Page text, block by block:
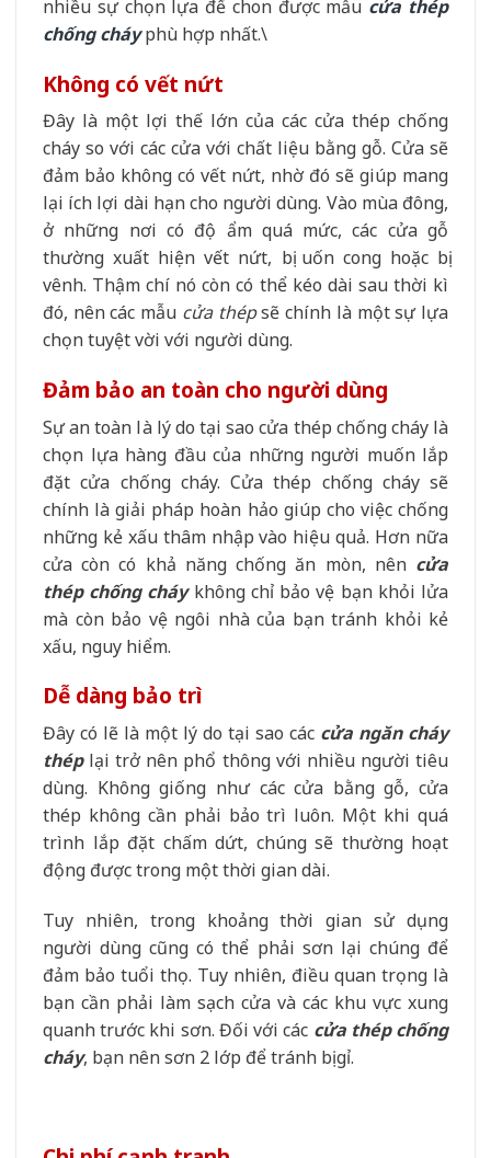
nhiều sự chọn lựa để chon được mẫu cửa thép
chống cháy phù hợp nhất.\
Không có vết nứt
Đây là một lợi thế lớn của các cửa thép chống
cháy so với các cửa với chất liệu bằng gỗ. Cửa sẽ
đảm bảo không có vết nứt, nhờ đó sẽ giúp mang
lại ích lợi dài hạn cho người dùng. Vào mùa đông,
ở những nơi có độ ẩm quá mức, các cửa gỗ
thường xuất hiện vết nứt, bị uốn cong hoặc bị
vênh. Thậm chí nó còn có thể kéo dài sau thời kì
đó, nên các mẫu cửa thépsẽ chính là một sự lựa
chọn tuyệt vời với người dùng.
Đảm bảo an toàn cho người dùng
Sự an toàn là lý do tại sao cửa thép chống cháy là
chọn lựa hàng đầu của những người muốn lắp
đặt cửa chống cháy. Cửa thép chống cháy sẽ
chính là giải pháp hoàn hảo giúp cho việc chống
những kẻ xấu thâm nhập vào hiệu quả. Hơn nữa
cửa còn có khả năng chống ăn mòn, nên cửa
thép chống cháykhông chỉ bảo vệ bạn khỏi lửa
mà còn bảo vệ ngôi nhà của bạn tránh khỏi kẻ
xấu, nguy hiểm.
Dễ dàng bảo trì
Đây có lẽ là một lý do tại sao các cửa ngăn cháy
théplại trở nên phổ thông với nhiều người tiêu
dùng. Không giống như các cửa bằng gỗ, cửa
thép không cần phải bảo trì luôn. Một khi quá
trình lắp đặt chấm dứt, chúng sẽ thường hoạt
động được trong một thời gian dài.
Tuy nhiên, trong khoảng thời gian sử dụng
người dùng cũng có thể phải sơn lại chúng để
đảm bảo tuổi thọ. Tuy nhiên, điều quan trọng là
bạn cần phải làm sạch cửa và các khu vực xung
quanh trước khi sơn. Đối với các cửa thép chống
cháy, bạn nên sơn 2 lớp để tránh bị gỉ.